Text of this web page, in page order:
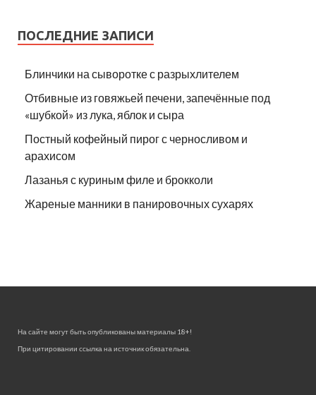
ПОСЛЕДНИЕ ЗАПИСИ
Блинчики на сыворотке с разрыхлителем
Отбивные из говяжьей печени, запечённые под
«шубкой» из лука, яблок и сыра
Постный кофейный пирог с черносливом и
арахисом
Лазанья с куриным филе и брокколи
Жареные манники в панировочных сухарях
На сайте могут быть опубликованы материалы 18+!
При цитировании ссылка на источник обязательна.